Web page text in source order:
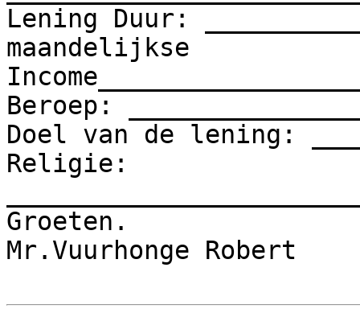
Lening Duur:
maandelijkse
Beroep:
Doel van de lening:
Religie:
Groeten.
Mr.Vuurhonge Robert